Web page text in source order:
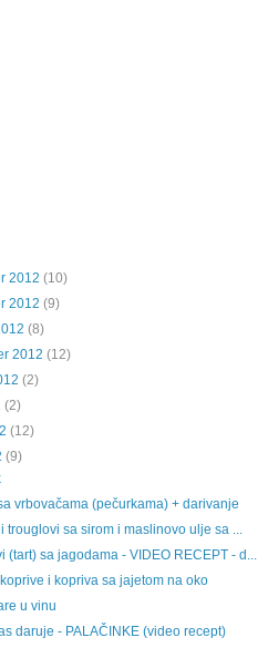
2012 (10)
2012 (9)
(8)
2012 (12)
(2)
(2)
(12)
(9)
vrbovačama (pečurkama) + darivanje
trouglovi sa sirom i maslinovo ulje sa ...
(tart) sa jagodama - VIDEO RECEPT - d...
i kopriva sa jajetom na oko
u vinu
daruje - PALAČINKE (video recept)